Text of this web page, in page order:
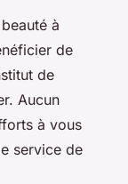
à
de
de
Aucun
à vous
service de